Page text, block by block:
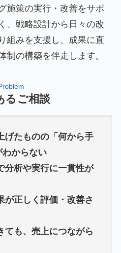
施策の実行・改善をサポ
、戦略設計から日々の改
組みを支援し、成果に直
制の構築を伴走します。
るご相談
げたものの「何から手
わからない
分析や実行に一貫性が
が正しく評価・改善さ
ても、売上につながら